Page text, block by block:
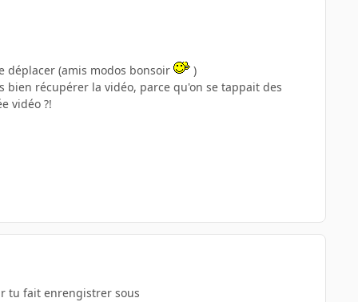
déplacer (amis modos bonsoir
)
récupérer la vidéo, parce qu'on se tappait des
vidéo ?!
tu fait enrengistrer sous